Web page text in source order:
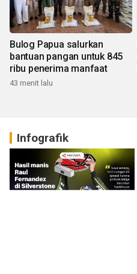
Bulog Papua salurkan
bantuan pangan untuk 845
ribu penerima manfaat
43 menit lalu
Infografik